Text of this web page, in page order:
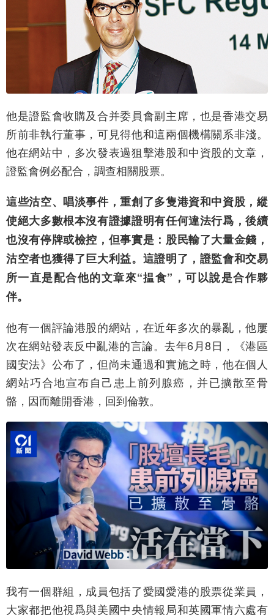
他是證監會收購及合并委員會副主席，也是香港交易
所前非執行董事，可見得他和這兩個機構關系非淺。
他在網站中，多次發表過狙擊港股和中資股的文章，
證監會例必配合，調查相關股票。
這些沽空、唱淡事件，重創了多隻港資和中資股，縱
使絕大多數根本沒有證據證明有任何違法行爲，後續
也沒有停牌或檢控，但事實是：股民輸了大量金錢，
沽空者也獲得了巨大利益。這證明了，證監會和交易
所一直是配合他的文章來“揾食”，可以說是合作夥
伴。
他有一個評論港股的網站，在近年多次的暴亂，他屢
次在網站發表反中亂港的言論。去年6月8日，《港區
國安法》公布了，但尚未通過和實施之時，他在個人
網站巧合地宣布自己患上前列腺癌，并已擴散至骨
骼，因而離開香港，回到倫敦。
我有一個群組，成員包括了愛國愛港的股票從業員，
大家都把他視爲與美國中央情報局和英國軍情六處有